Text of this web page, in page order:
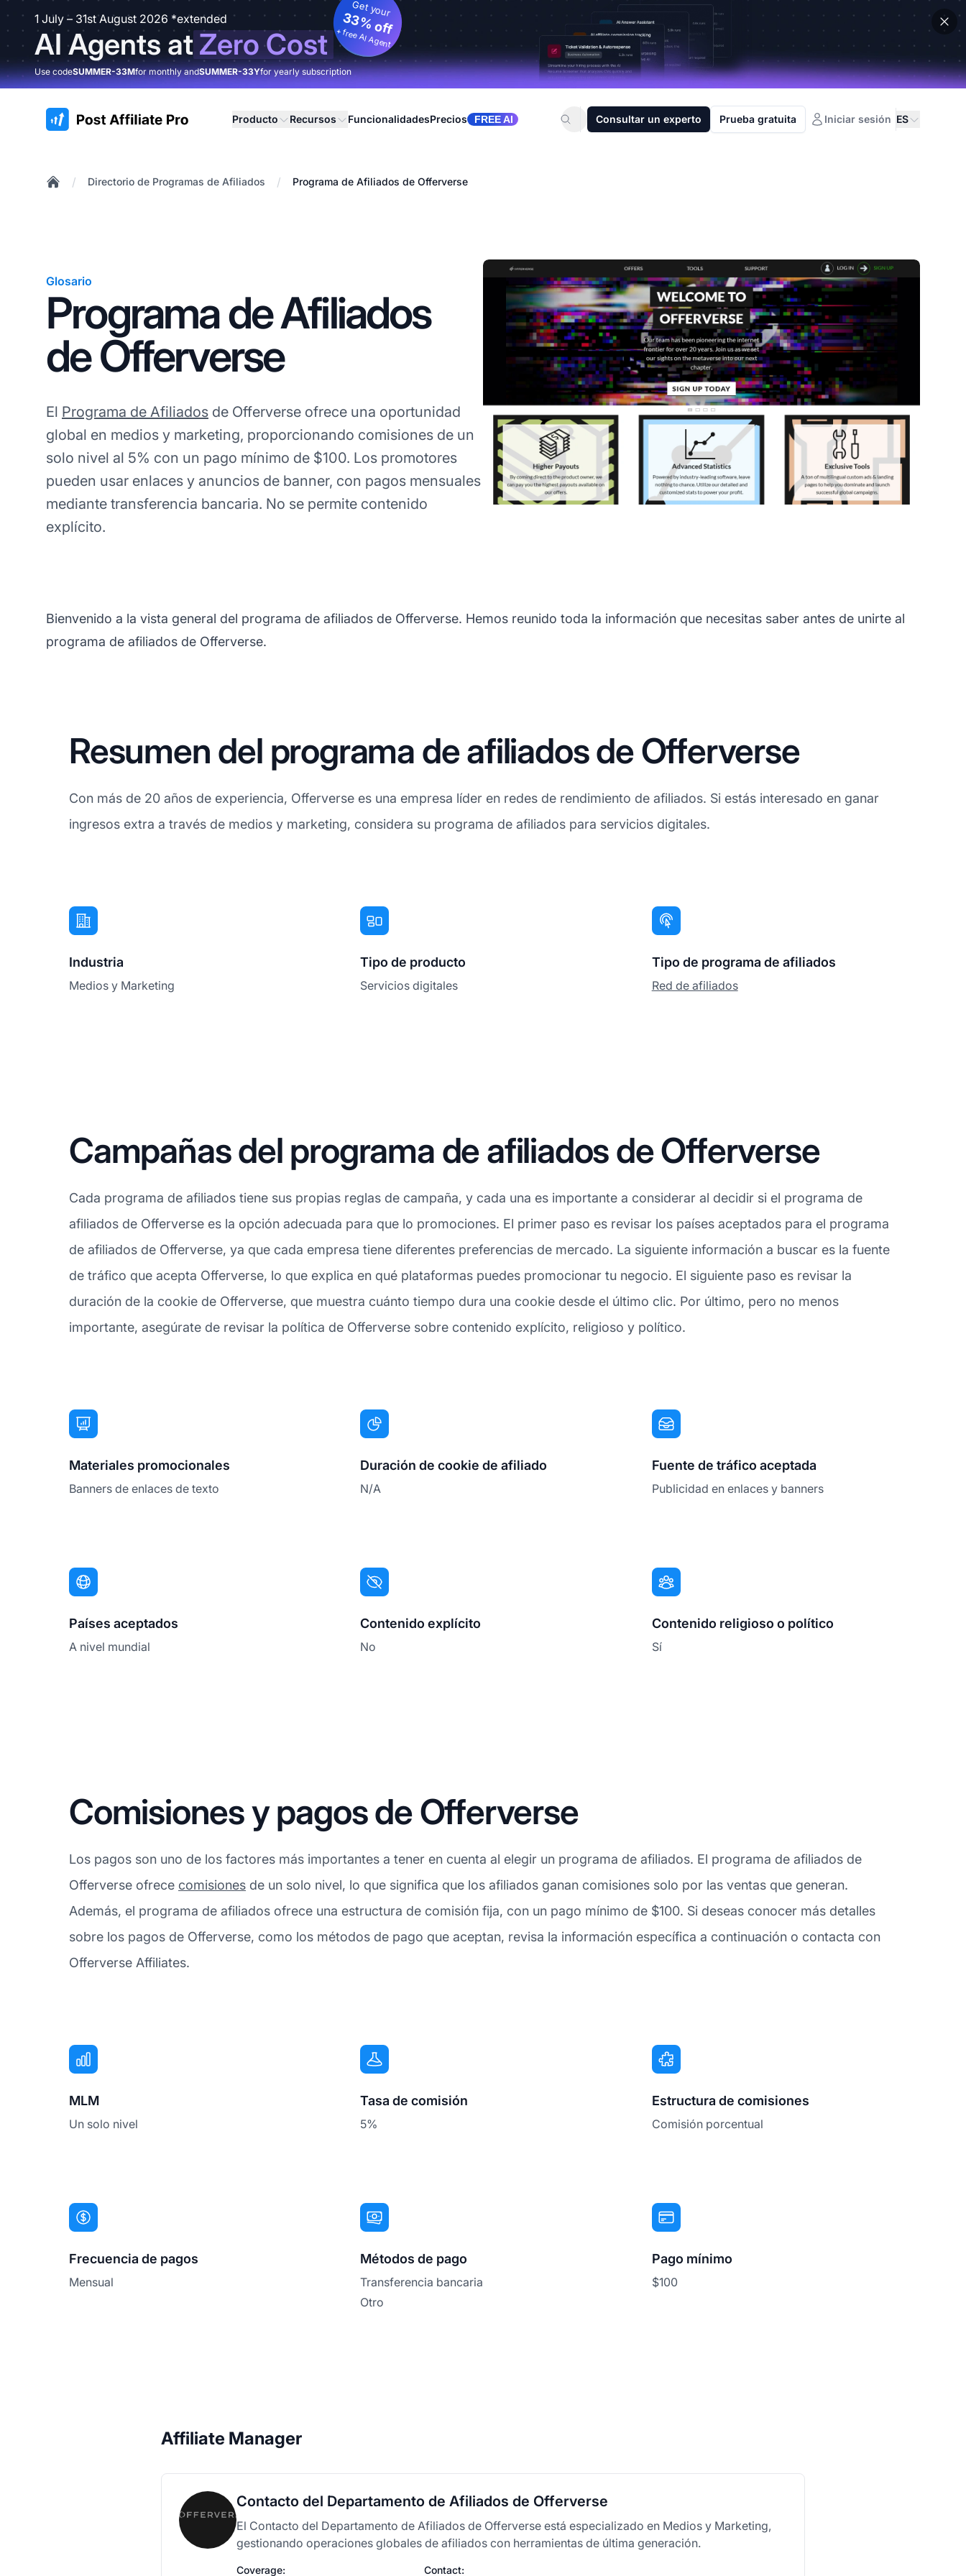
1 July – 31st August 2026 *extended
AI Agents atZero Cost
Get your
33% off
+ free AI Agent
Use codeSUMMER-33Mfor monthly andSUMMER-33Yfor yearly subscription
:site.title Producto Recursos FuncionalidadesPrecios FREE AI Consultar un experto Prueba gratuita Iniciar sesión ES
/ Directorio de Programas de Afiliados / Programa de Afiliados de Offerverse
Glosario
Programa de Afiliados
de Offerverse
El Programa de Afiliados de Offerverse ofrece una oportunidad
global en medios y marketing, proporcionando comisiones de un
solo nivel al 5% con un pago mínimo de $100. Los promotores
pueden usar enlaces y anuncios de banner, con pagos mensuales
mediante transferencia bancaria. No se permite contenido
explícito.
Bienvenido a la vista general del programa de afiliados de Offerverse. Hemos reunido toda la información que necesitas saber antes de unirte al
programa de afiliados de Offerverse.
Resumen del programa de afiliados de Offerverse
Con más de 20 años de experiencia, Offerverse es una empresa líder en redes de rendimiento de afiliados. Si estás interesado en ganar
ingresos extra a través de medios y marketing, considera su programa de afiliados para servicios digitales.
Industria
Medios y Marketing
Tipo de producto
Servicios digitales
Tipo de programa de afiliados
Red de afiliados
Campañas del programa de afiliados de Offerverse
Cada programa de afiliados tiene sus propias reglas de campaña, y cada una es importante a considerar al decidir si el programa de
afiliados de Offerverse es la opción adecuada para que lo promociones. El primer paso es revisar los países aceptados para el programa
de afiliados de Offerverse, ya que cada empresa tiene diferentes preferencias de mercado. La siguiente información a buscar es la fuente
de tráfico que acepta Offerverse, lo que explica en qué plataformas puedes promocionar tu negocio. El siguiente paso es revisar la
duración de la cookie de Offerverse, que muestra cuánto tiempo dura una cookie desde el último clic. Por último, pero no menos
importante, asegúrate de revisar la política de Offerverse sobre contenido explícito, religioso y político.
Materiales promocionales
Banners de enlaces de texto
Duración de cookie de afiliado
N/A
Fuente de tráfico aceptada
Publicidad en enlaces y banners
Países aceptados
A nivel mundial
Contenido explícito
No
Contenido religioso o político
Sí
Comisiones y pagos de Offerverse
Los pagos son uno de los factores más importantes a tener en cuenta al elegir un programa de afiliados. El programa de afiliados de
Offerverse ofrece comisiones de un solo nivel, lo que significa que los afiliados ganan comisiones solo por las ventas que generan.
Además, el programa de afiliados ofrece una estructura de comisión fija, con un pago mínimo de $100. Si deseas conocer más detalles
sobre los pagos de Offerverse, como los métodos de pago que aceptan, revisa la información específica a continuación o contacta con
Offerverse Affiliates.
MLM
Un solo nivel
Tasa de comisión
5%
Estructura de comisiones
Comisión porcentual
Frecuencia de pagos
Mensual
Métodos de pago
Transferencia bancaria
Otro
Pago mínimo
$100
Affiliate Manager
Contacto del Departamento de Afiliados de Offerverse
El Contacto del Departamento de Afiliados de Offerverse está especializado en Medios y Marketing,
gestionando operaciones globales de afiliados con herramientas de última generación.
Coverage: Contact: